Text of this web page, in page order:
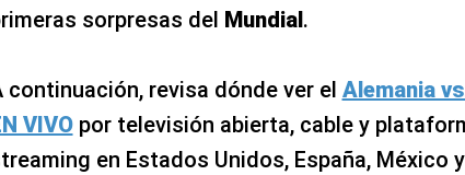
sorpresas del Mundial.
continuación, revisa dónde ver el Alemania
VIVOpor televisión abierta, cable y
en Estados Unidos, España, México y